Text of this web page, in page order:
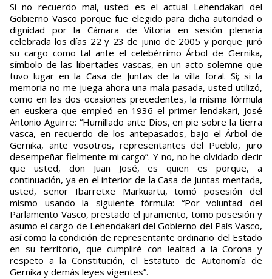
Si no recuerdo mal, usted es el actual Lehendakari del
Gobierno Vasco porque fue elegido para dicha autoridad o
dignidad por la Cámara de Vitoria en sesión plenaria
celebrada los días 22 y 23 de junio de 2005 y porque juró
su cargo como tal ante el celebérrimo Árbol de Gernika,
símbolo de las libertades vascas, en un acto solemne que
tuvo lugar en la Casa de Juntas de la villa foral. Sí; si la
memoria no me juega ahora una mala pasada, usted utilizó,
como en las dos ocasiones precedentes, la misma fórmula
en euskera que empleó en 1936 el primer lendakari, José
Antonio Aguirre: “Humillado ante Dios, en pie sobre la tierra
vasca, en recuerdo de los antepasados, bajo el Árbol de
Gernika, ante vosotros, representantes del Pueblo, juro
desempeñar fielmente mi cargo”. Y no, no he olvidado decir
que usted, don Juan José, es quien es porque, a
continuación, ya en el interior de la Casa de Juntas mentada,
usted, señor Ibarretxe Markuartu, tomó posesión del
mismo usando la siguiente fórmula: “Por voluntad del
Parlamento Vasco, prestado el juramento, tomo posesión y
asumo el cargo de Lehendakari del Gobierno del País Vasco,
así como la condición de representante ordinario del Estado
en su territorio, que cumpliré con lealtad a la Corona y
respeto a la Constitución, el Estatuto de Autonomía de
Gernika y demás leyes vigentes”.